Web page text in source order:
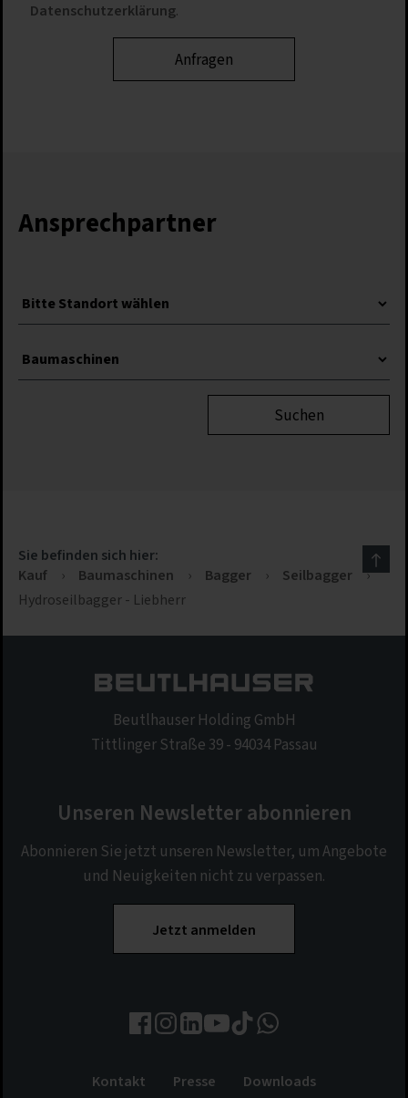
Datenschutzerklärung.
Ansprechpartner
Suchen
Sie befinden sich hier:
Kauf
› Baumaschinen › Bagger › Seilbagger
›
Hydroseilbagger - Liebherr
Beutlhauser Holding GmbH
Tittlinger Straße 39 - 94034 Passau
Unseren Newsletter abonnieren
Abonnieren Sie jetzt unseren Newsletter, um Angebote
und Neuigkeiten nicht zu verpassen.
Jetzt anmelden
Kontakt Presse
Downloads